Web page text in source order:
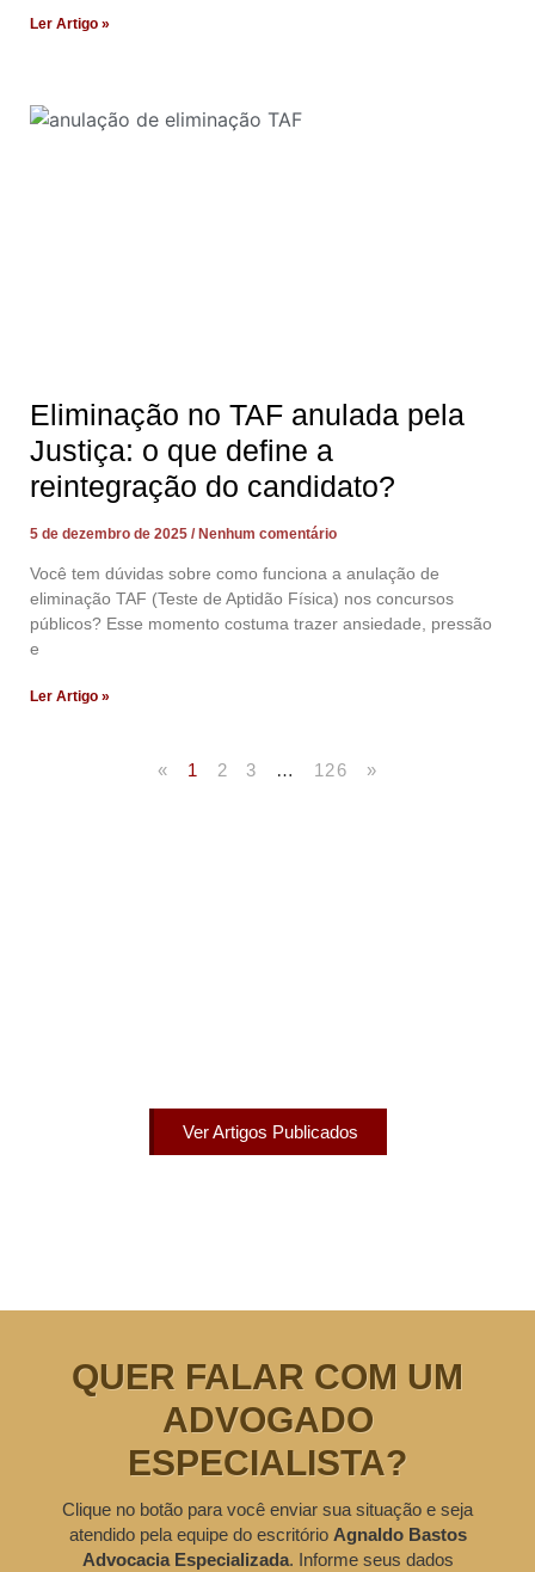
Ler Artigo »
Eliminação no TAF anulada pela
Justiça: o que define a
reintegração do candidato?
5 de dezembro de 2025 Nenhum comentário
Você tem dúvidas sobre como funciona a anulação de
eliminação TAF (Teste de Aptidão Física) nos concursos
públicos? Esse momento costuma trazer ansiedade, pressão
e
Ler Artigo »
« 1 2 3 … 126 »
Ver Artigos Publicados
QUER FALAR COM UM
ADVOGADO
ESPECIALISTA?
Clique no botão para você enviar sua situação e seja
atendido pela equipe do escritório Agnaldo Bastos
Advocacia Especializada. Informe seus dados